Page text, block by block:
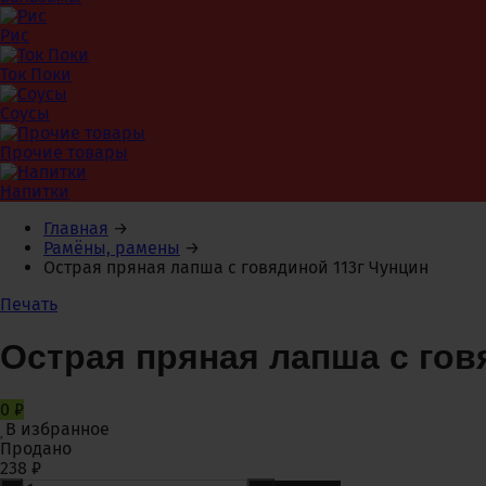
Рис
Ток Поки
Соусы
Прочие товары
Напитки
Главная →
Рамёны, рамены →
Острая пряная лапша с говядиной 113г Чунцин
Печать
Острая пряная лапша с
0 ₽
В избранное
Продано
238 ₽